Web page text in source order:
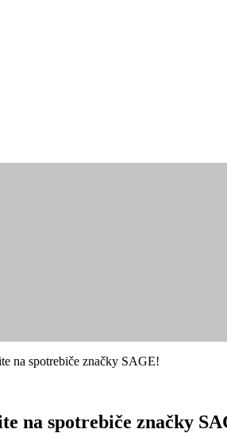
na spotrebiče značky SAGE!
na spotrebiče značky